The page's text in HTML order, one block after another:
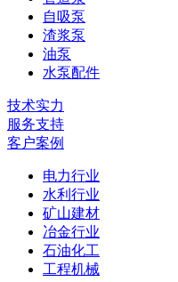
自吸泵
渣浆泵
油泵
水泵配件
技术实力
服务支持
客户案例
电力行业
水利行业
矿山建材
冶金行业
石油化工
工程机械